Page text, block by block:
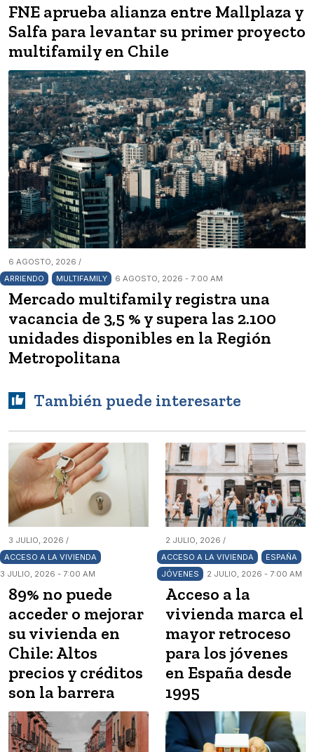
FNE aprueba alianza entre Mallplaza y
Salfa para levantar su primer proyecto
multifamily en Chile
6 AGOSTO, 2026 /
ARRIENDO
MULTIFAMILY 6 AGOSTO, 2026 - 7:00 AM
Mercado multifamily registra una
vacancia de 3,5 % y supera las 2.100
unidades disponibles en la Región
Metropolitana
También puede interesarte
3 JULIO, 2026 /
ACCESO A LA VIVIENDA
3 JULIO, 2026 - 7:00 AM
89% no puede
acceder o mejorar
su vivienda en
Chile: Altos
precios y créditos
son la barrera
2 JULIO, 2026 /
ACCESO A LA VIVIENDA
ESPAÑA
JÓVENES
2 JULIO, 2026 - 7:00 AM
Acceso a la
vivienda marca el
mayor retroceso
para los jóvenes
en España desde
1995